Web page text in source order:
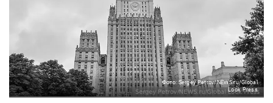
Фото: Sergey Petrov/NEWS.ru/Global
Look Press